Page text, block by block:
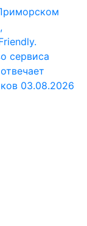
сервиса
03.08.2026